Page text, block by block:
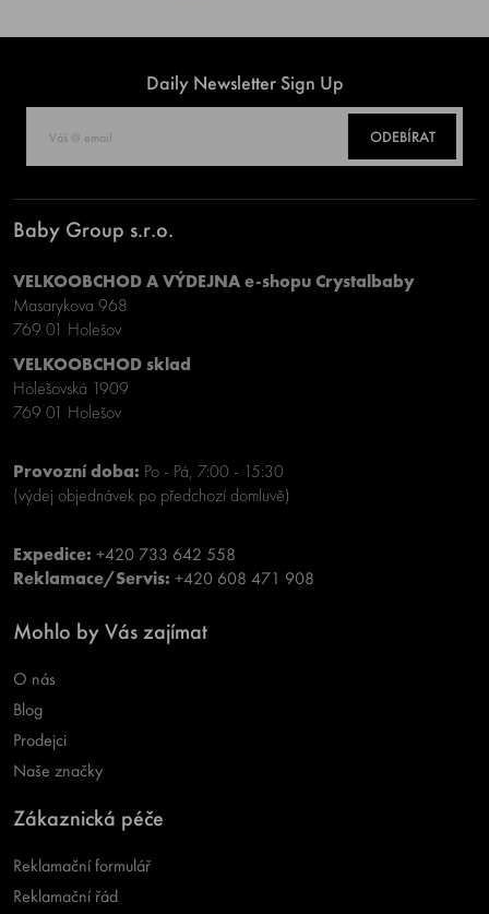
Daily Newsletter Sign Up
ODEBÍRAT
Baby Group s.r.o.
VELKOOBCHOD A VÝDEJNA e-shopu Crystalbaby
Masarykova 968
769 01 Holešov
VELKOOBCHOD sklad
Holešovská 1909
769 01 Holešov
Provozní doba: Po - Pá, 7:00 - 15:30
(výdej objednávek po předchozí domluvě)
Expedice: +420 733 642 558
Reklamace/Servis: +420 608 471 908
Mohlo by Vás zajímat
O nás
Blog
Prodejci
Naše značky
Zákaznická péče
Reklamační formulář
Reklamační řád